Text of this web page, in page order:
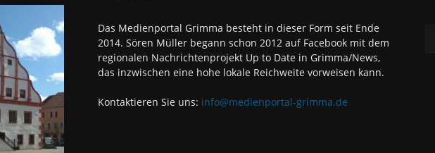
Das Medienportal Grimma besteht in dieser Form seit Ende
2014. Sören Müller begann schon 2012 auf Facebook mit dem
regionalen Nachrichtenprojekt Up to Date in Grimma/News,
das inzwischen eine hohe lokale Reichweite vorweisen kann.
Kontaktieren Sie uns: info@medienportal-grimma.de